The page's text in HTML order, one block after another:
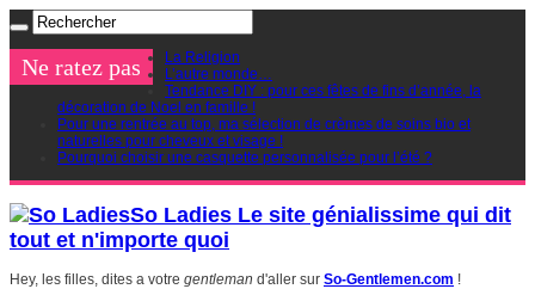
Ne ratez pas
La Religion
L’autre monde…
Tendance DIY : pour ces fêtes de fins d’année, la
décoration de Noel en famille !
Pour une rentrée au top, ma sélection de crèmes de soins bio et
naturelles pour cheveux et visage !
Pourquoi choisir une casquette personnalisée pour l’été ?
So Ladies Le site génialissime qui dit
tout et n'importe quoi
Hey, les filles, dites a votre gentleman d'aller sur So-Gentlemen.com !